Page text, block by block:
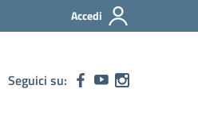
Accedi
Seguici su: